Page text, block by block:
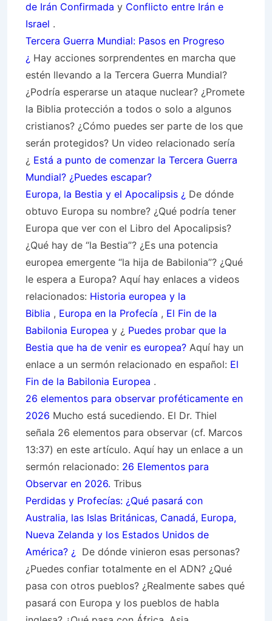
de Irán Confirmada y Conflicto entre Irán e
Israel .
Tercera Guerra Mundial: Pasos en Progreso
¿ Hay acciones sorprendentes en marcha que
estén llevando a la Tercera Guerra Mundial?
¿Podría esperarse un ataque nuclear? ¿Promete
la Biblia protección a todos o solo a algunos
cristianos? ¿Cómo puedes ser parte de los que
serán protegidos? Un video relacionado sería
¿ Está a punto de comenzar la Tercera Guerra
Mundial? ¿Puedes escapar?
Europa, la Bestia y el Apocalipsis ¿ De dónde
obtuvo Europa su nombre? ¿Qué podría tener
Europa que ver con el Libro del Apocalipsis?
¿Qué hay de “la Bestia”? ¿Es una potencia
europea emergente “la hija de Babilonia”? ¿Qué
le espera a Europa? Aquí hay enlaces a videos
relacionados: Historia europea y la
Biblia , Europa en la Profecía , El Fin de la
Babilonia Europea y ¿ Puedes probar que la
Bestia que ha de venir es europea? Aquí hay un
enlace a un sermón relacionado en español: El
Fin de la Babilonia Europea .
26 elementos para observar proféticamente en
2026 Mucho está sucediendo. El Dr. Thiel
señala 26 elementos para observar (cf. Marcos
13:37) en este artículo. Aquí hay un enlace a un
sermón relacionado: 26 Elementos para
Observar en 2026. Tribus
Perdidas y Profecías: ¿Qué pasará con
Australia, las Islas Británicas, Canadá, Europa,
Nueva Zelanda y los Estados Unidos de
América? ¿ De dónde vinieron esas personas?
¿Puedes confiar totalmente en el ADN? ¿Qué
pasa con otros pueblos? ¿Realmente sabes qué
pasará con Europa y los pueblos de habla